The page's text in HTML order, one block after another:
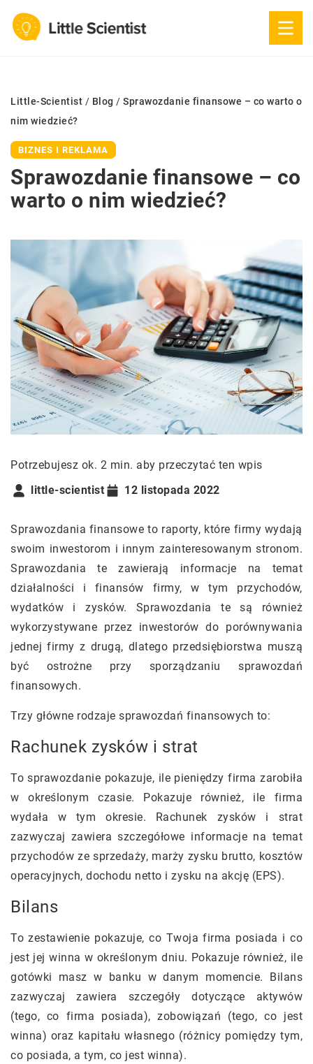
Little-Scientist / Blog / Sprawozdanie finansowe – co warto o
nim wiedzieć?
BIZNES I REKLAMA
Sprawozdanie finansowe – co
warto o nim wiedzieć?
Potrzebujesz ok. 2 min. aby przeczytać ten wpis
little-scientist
12 listopada 2022
Sprawozdania finansowe to raporty, które firmy wydają
swoim inwestorom i innym zainteresowanym stronom.
Sprawozdania te zawierają informacje na temat
działalności i finansów firmy, w tym przychodów,
wydatków i zysków. Sprawozdania te są również
wykorzystywane przez inwestorów do porównywania
jednej firmy z drugą, dlatego przedsiębiorstwa muszą
być ostrożne przy sporządzaniu sprawozdań
finansowych.
Trzy główne rodzaje sprawozdań finansowych to:
Rachunek zysków i strat
To sprawozdanie pokazuje, ile pieniędzy firma zarobiła
w określonym czasie. Pokazuje również, ile firma
wydała w tym okresie. Rachunek zysków i strat
zazwyczaj zawiera szczegółowe informacje na temat
przychodów ze sprzedaży, marży zysku brutto, kosztów
operacyjnych, dochodu netto i zysku na akcję (EPS).
Bilans
To zestawienie pokazuje, co Twoja firma posiada i co
jest jej winna w określonym dniu. Pokazuje również, ile
gotówki masz w banku w danym momencie. Bilans
zazwyczaj zawiera szczegóły dotyczące aktywów
(tego, co firma posiada), zobowiązań (tego, co jest
winna) oraz kapitału własnego (różnicy pomiędzy tym,
co posiada, a tym, co jest winna).